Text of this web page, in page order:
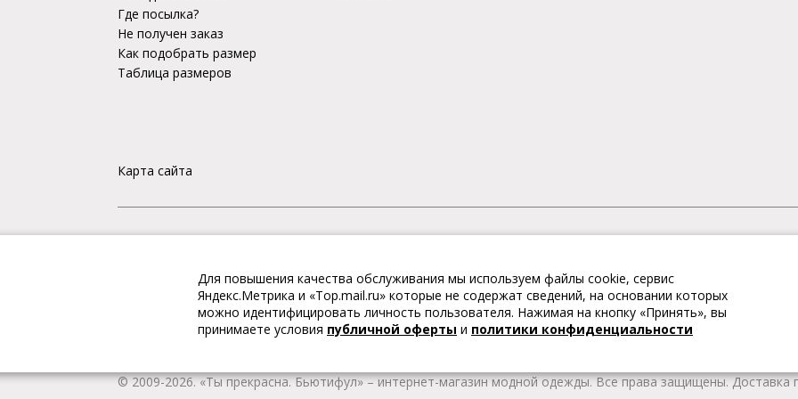
Где посылка?
Не получен заказ
Как подобрать размер
Таблица размеров
Карта сайта
Интернет магазин «Ты прекрасна. Бьютифул» – это коллекции модной женской, мужской, детской одежды и
одежду и обувь, Вы гарантированно получаете качественные товары из Европы по привлекательным
качественную и стильную одежду европейских брендов. В каталоге представлена модная одежда различных
наличии всегда имеется широкий ассортимент удобной женской и мужской обуви на любой сезон. Весь
© 2009-2026. «Ты прекрасна. Бьютифул» – интернет-магазин модной одежды. Все права защищены. Доставка
Для повышения качества обслуживания мы используем файлы cookie, сервис
Яндекс.Метрика и «Top.mail.ru» которые не содержат сведений, на основании которых
можно идентифицировать личность пользователя. Нажимая на кнопку «Принять», вы
принимаете условия публичной оферты и политики конфиденциальности